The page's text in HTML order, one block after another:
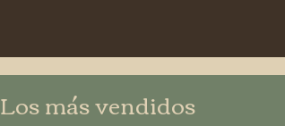
Los más vendidos